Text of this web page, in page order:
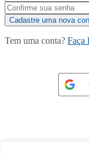
Tem uma conta? Faça